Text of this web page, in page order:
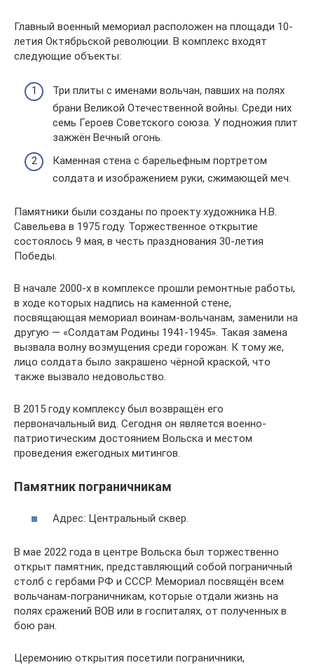
Главный военный мемориал расположен на площади 10-
летия Октябрьской революции. В комплекс входят
следующие объекты:
Три плиты с именами вольчан, павших на полях
брани Великой Отечественной войны. Среди них
семь Героев Советского союза. У подножия плит
зажжён Вечный огонь.
Каменная стена с барельефным портретом
солдата и изображением руки, сжимающей меч.
Памятники были созданы по проекту художника Н.В.
Савельева в 1975 году. Торжественное открытие
состоялось 9 мая, в честь празднования 30-летия
Победы.
В начале 2000-х в комплексе прошли ремонтные работы,
в ходе которых надпись на каменной стене,
посвящающая мемориал воинам-вольчанам, заменили на
другую — «Солдатам Родины 1941-1945». Такая замена
вызвала волну возмущения среди горожан. К тому же,
лицо солдата было закрашено чёрной краской, что
также вызвало недовольство.
В 2015 году комплексу был возвращён его
первоначальный вид. Сегодня он является военно-
патриотическим достоянием Вольска и местом
проведения ежегодных митингов.
Памятник пограничникам
Адрес: Центральный сквер.
В мае 2022 года в центре Вольска был торжественно
открыт памятник, представляющий собой пограничный
столб с гербами РФ и СССР. Мемориал посвящён всем
вольчанам-пограничникам, которые отдали жизнь на
полях сражений ВОВ или в госпиталях, от полученных в
бою ран.
Церемонию открытия посетили пограничники,